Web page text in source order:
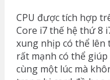
CPU được tích hợp
Core i7 thế hệ thứ 8
xung nhịp có thể lên
rất mạnh có thể
cùng một lúc mà